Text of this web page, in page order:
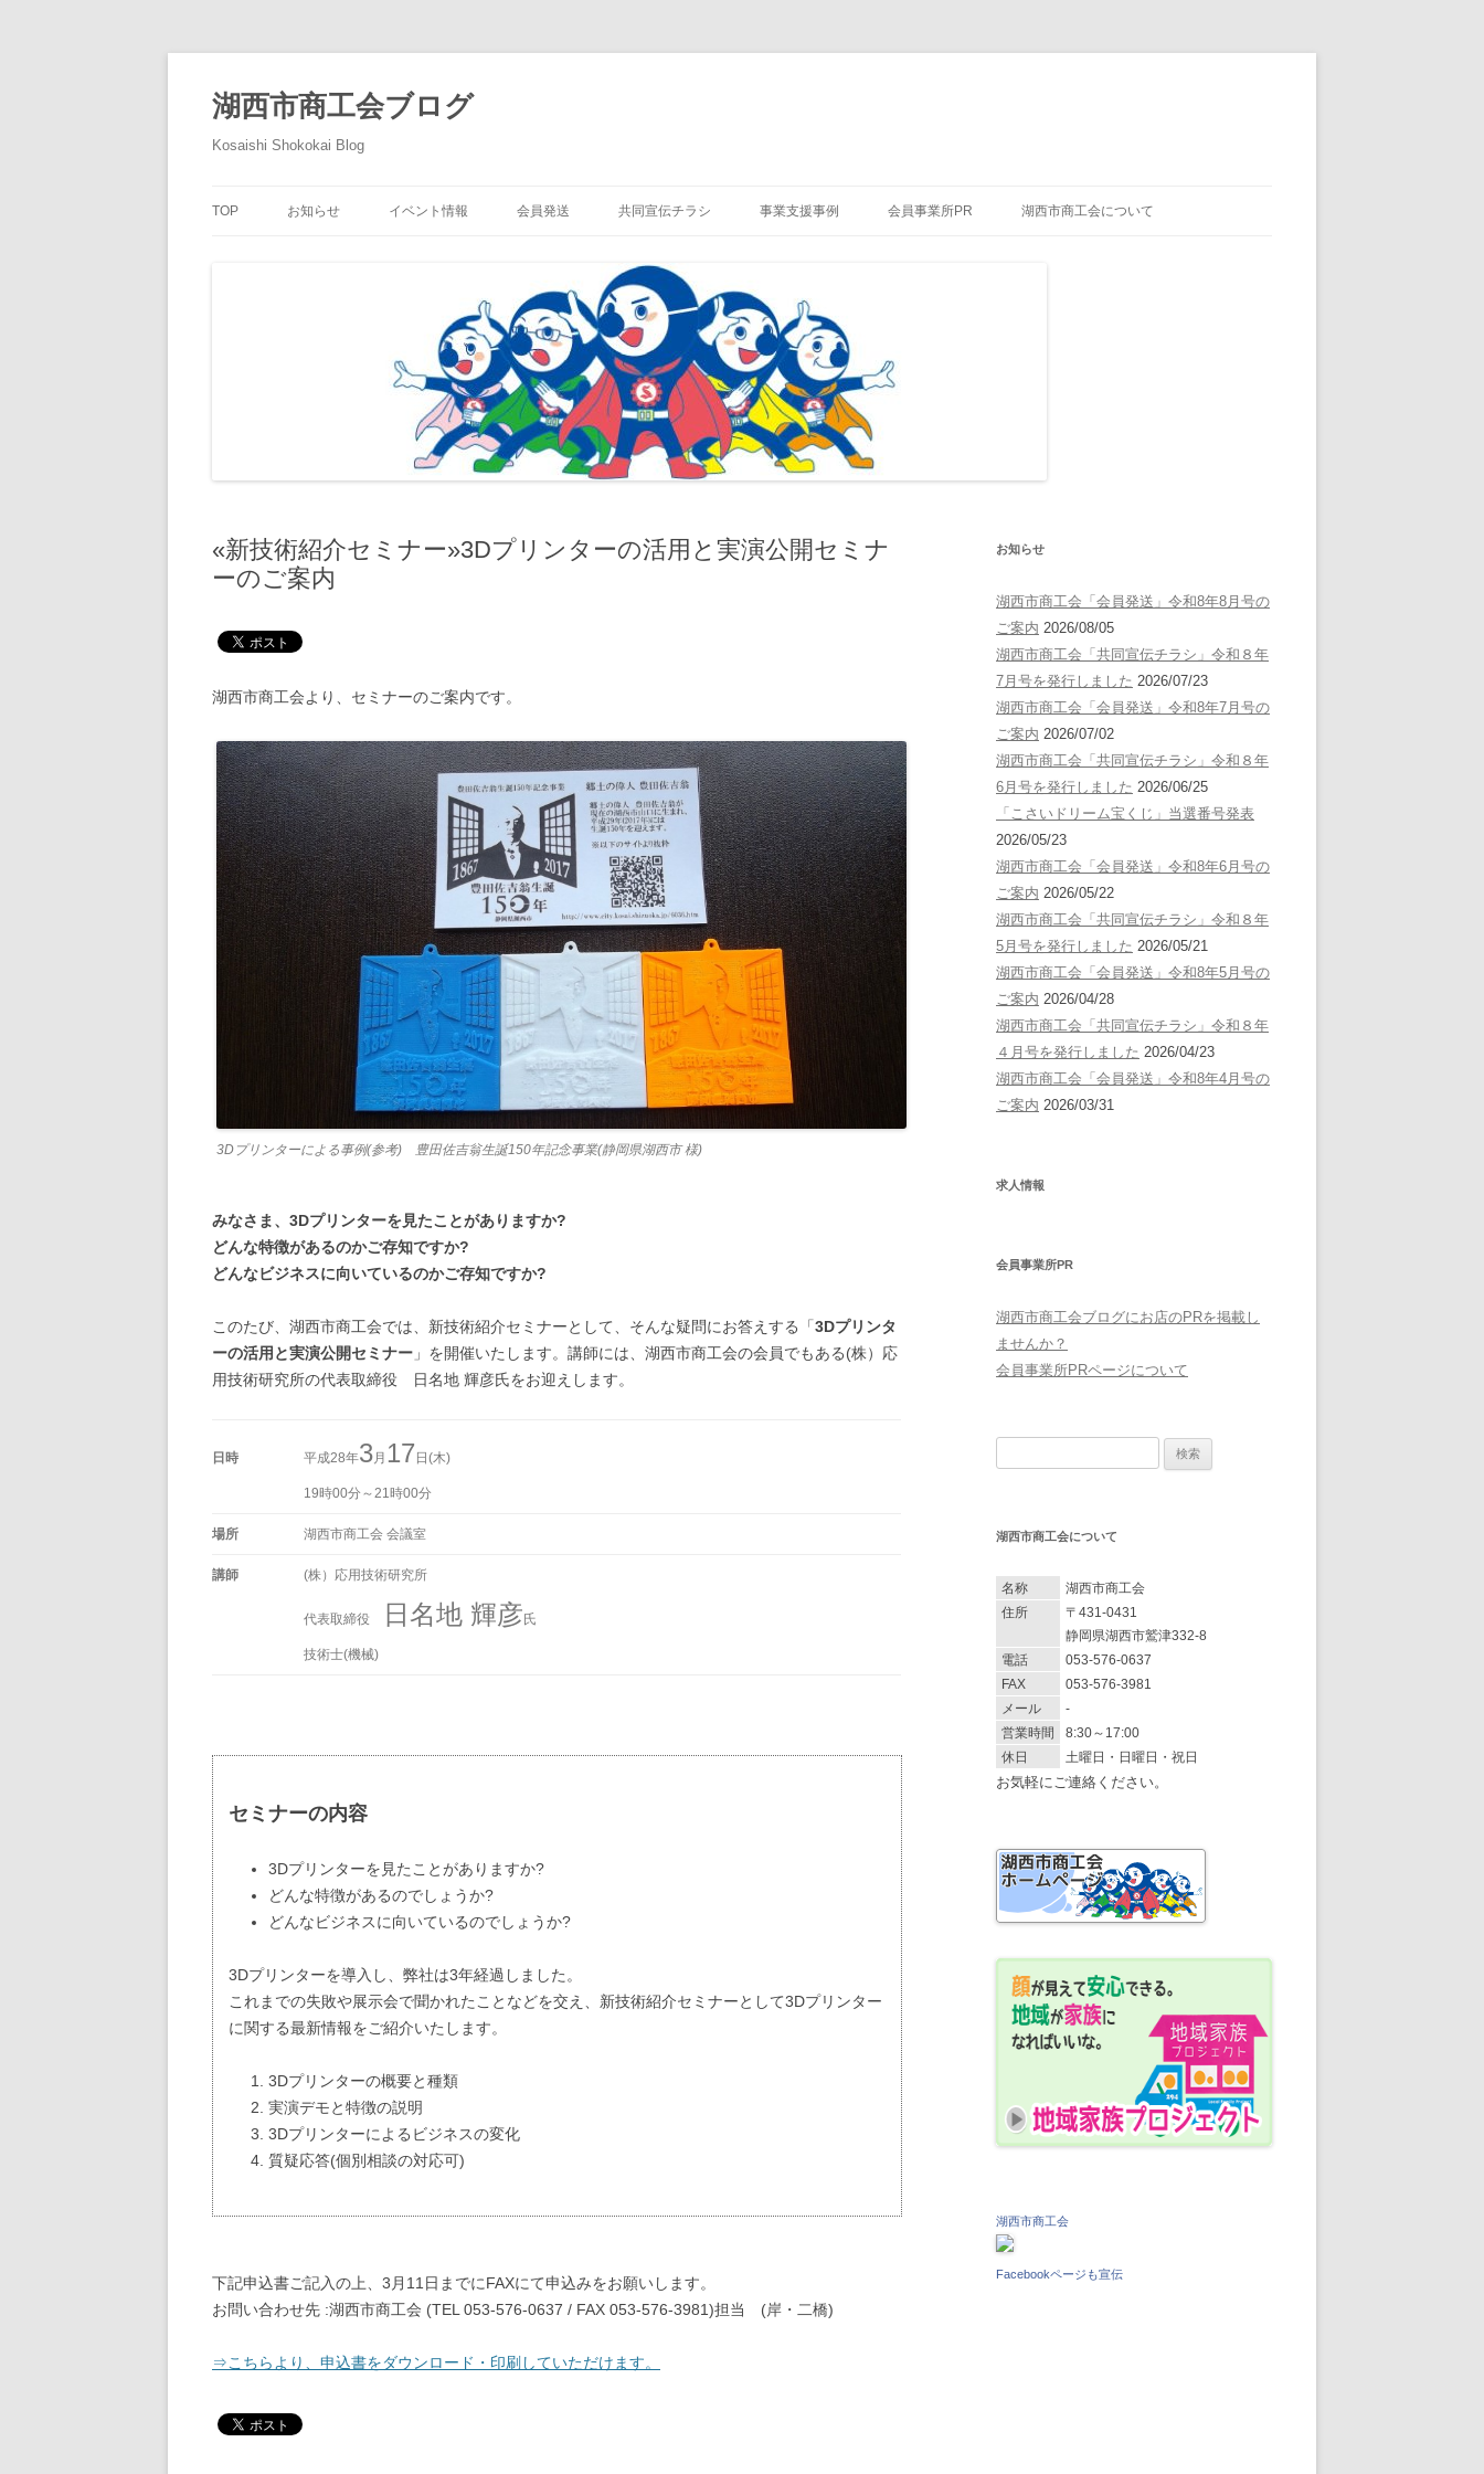
テ
ン
ツ
へ
ス
湖西市商工会ブログ
Kosaishi Shokokai Blog
TOP お知らせ イベント情報 会員発送 共同宣伝チラシ 事業支援事例 会員事業所PR 湖西市商工会について
«新技術紹介セミナー»3Dプリンターの活用と実演公開セミナ
ーのご案内
湖西市商工会より、セミナーのご案内です。
3Dプリンターによる事例(参考) 豊田佐吉翁生誕150年記念事業(静岡県湖西市 様)
みなさま、3Dプリンターを見たことがありますか?
どんな特徴があるのかご存知ですか?
どんなビジネスに向いているのかご存知ですか?
このたび、湖西市商工会では、新技術紹介セミナーとして、そんな疑問にお答えする「3Dプリンタ
ーの活用と実演公開セミナー 」を開催いたします。講師には、湖西市商工会の会員でもある(株）応
用技術研究所の代表取締役 日名地 輝彦氏をお迎えします。
日時 平成28年3月 17 日(木)
19時00分～21時00分
場所 湖西市商工会 会議室
講師 (株）応用技術研究所
代表取締役 日名地 輝彦 氏
技術士(機械)
セミナーの内容
3Dプリンターを見たことがありますか?
どんな特徴があるのでしょうか?
どんなビジネスに向いているのでしょうか?
3Dプリンターを導入し、弊社は3年経過しました。
これまでの失敗や展示会で聞かれたことなどを交え、新技術紹介セミナーとして3Dプリンター
に関する最新情報をご紹介いたします。
3Dプリンターの概要と種類
実演デモと特徴の説明
3Dプリンターによるビジネスの変化
質疑応答(個別相談の対応可)
下記申込書ご記入の上、3月11日までにFAXにて申込みをお願いします。
お問い合わせ先 :湖西市商工会 (TEL 053-576-0637 / FAX 053-576-3981)担当 (岸・二橋)
⇒こちらより、申込書をダウンロード・印刷していただけます。
お知らせ
湖西市商工会「会員発送」令和8年8月号の
ご案内 2026/08/05
湖西市商工会「共同宣伝チラシ」令和８年
7月号を発行しました 2026/07/23
湖西市商工会「会員発送」令和8年7月号の
ご案内 2026/07/02
湖西市商工会「共同宣伝チラシ」令和８年
6月号を発行しました 2026/06/25
「こさいドリーム宝くじ」当選番号発表
2026/05/23
湖西市商工会「会員発送」令和8年6月号の
ご案内 2026/05/22
湖西市商工会「共同宣伝チラシ」令和８年
5月号を発行しました 2026/05/21
湖西市商工会「会員発送」令和8年5月号の
ご案内 2026/04/28
湖西市商工会「共同宣伝チラシ」令和８年
４月号を発行しました 2026/04/23
湖西市商工会「会員発送」令和8年4月号の
ご案内 2026/03/31
求人情報
会員事業所PR
湖西市商工会ブログにお店のPRを掲載し
ませんか？
会員事業所PRページについて
湖西市商工会について
名称
湖西市商工会
住所
〒431-0431
静岡県湖西市鷲津332-8
電話
053-576-0637
FAX
053-576-3981
メール
-
営業時間
8:30～17:00
休日
土曜日・日曜日・祝日
お気軽にご連絡ください。
湖西市商工会
Facebookページも宣伝